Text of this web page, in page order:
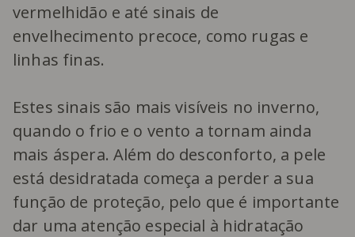
vermelhidão e até sinais de
envelhecimento precoce, como rugas e
linhas finas.
Estes sinais são mais visíveis no inverno,
quando o frio e o vento a tornam ainda
mais áspera. Além do desconforto, a pele
está desidratada começa a perder a sua
função de proteção, pelo que é importante
dar uma atenção especial à hidratação